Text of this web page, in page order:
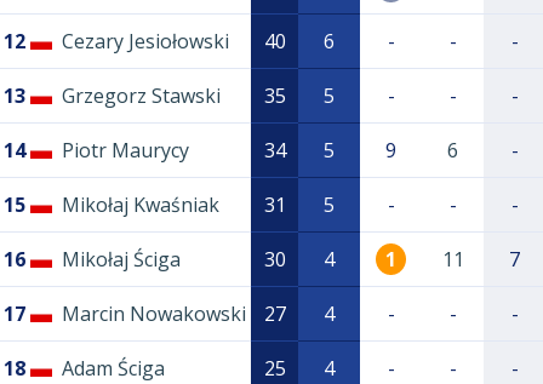
12 Cezary Jesiołowski 40 6 - - -
13 Grzegorz Stawski 35 5 - - -
14 Piotr Maurycy 34 5 9 6 -
15 Mikołaj Kwaśniak 31 5 - - -
16 Mikołaj Ściga 30 4 1 11 7
17 Marcin Nowakowski 27 4 - - -
18 Adam Ściga 25 4 - - -